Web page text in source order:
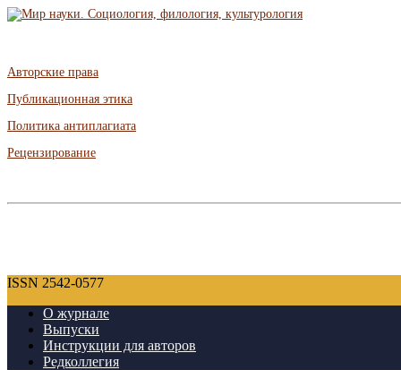
Авторские права
Публикационная этика
Политика антиплагиата
Рецензирование
ISSN 2542-0577
О журнале
Выпуски
Инструкции для авторов
Редколлегия